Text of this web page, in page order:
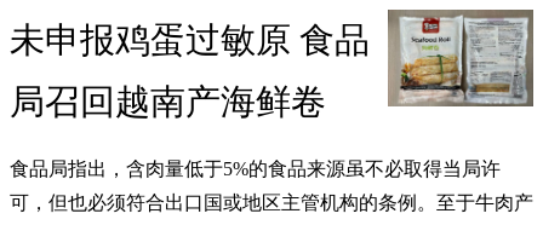
未申报鸡蛋过敏原 食品
局召回越南产海鲜卷
食品局指出，含肉量低于5%的食品来源虽不必取得当局许
可，但也必须符合出口国或地区主管机构的条例。至于牛肉产